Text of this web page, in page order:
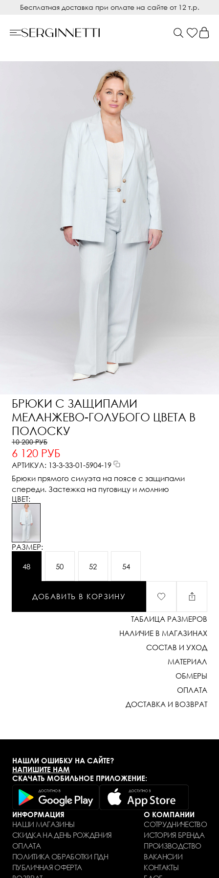
Бесплатная доставка при оплате на сайте от 12 т.р.
БРЮКИ С ЗАЩИПАМИ
МЕЛАНЖЕВО-ГОЛУБОГО ЦВЕТА В
ПОЛОСКУ
10 200 РУБ
6 120 РУБ
АРТИКУЛ: 13-3-33-01-5904-19
Брюки прямого силуэта на поясе с защипами
спереди. Застежка на пуговицу и молнию
ЦВЕТ:
РАЗМЕР:
48 50 52 54
ДОБАВИТЬ В КОРЗИНУ
ТАБЛИЦА РАЗМЕРОВ
НАЛИЧИЕ В МАГАЗИНАХ
СОСТАВ И УХОД
МАТЕРИАЛ
ОБМЕРЫ
ОПЛАТА
ДОСТАВКА И ВОЗВРАТ
НАШЛИ ОШИБКУ НА САЙТЕ?
НАПИШИТЕ НАМ
СКАЧАТЬ МОБИЛЬНОЕ ПРИЛОЖЕНИЕ:
ИНФОРМАЦИЯ
НАШИ МАГАЗИНЫ
СКИДКА НА ДЕНЬ РОЖДЕНИЯ
ОПЛАТА
ПОЛИТИКА ОБРАБОТКИ ПДН
ПУБЛИЧНАЯ ОФЕРТА
О КОМПАНИИ
СОТРУДНИЧЕСТВО
ИСТОРИЯ БРЕНДА
ПРОИЗВОДСТВО
ВАКАНСИИ
КОНТАКТЫ